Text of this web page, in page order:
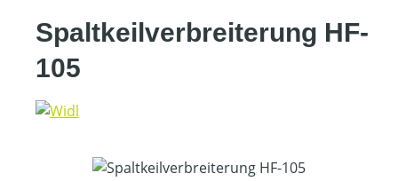
Spaltkeilverbreiterung HF-
105
Bildergalerie überspringen